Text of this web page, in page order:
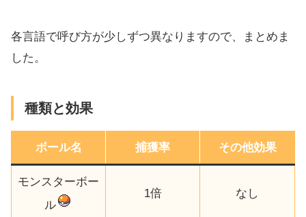
各言語で呼び方が少しずつ異なりますので、まとめま
した。
種類と効果
ボール名 捕獲率 その他効果
モンスターボー
ル
1倍 なし